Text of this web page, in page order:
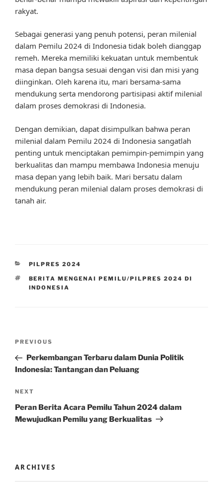
rakyat.
Sebagai generasi yang penuh potensi, peran milenial
dalam Pemilu 2024 di Indonesia tidak boleh dianggap
remeh. Mereka memiliki kekuatan untuk membentuk
masa depan bangsa sesuai dengan visi dan misi yang
diinginkan. Oleh karena itu, mari bersama-sama
mendukung serta mendorong partisipasi aktif milenial
dalam proses demokrasi di Indonesia.
Dengan demikian, dapat disimpulkan bahwa peran
milenial dalam Pemilu 2024 di Indonesia sangatlah
penting untuk menciptakan pemimpin-pemimpin yang
berkualitas dan mampu membawa Indonesia menuju
masa depan yang lebih baik. Mari bersatu dalam
mendukung peran milenial dalam proses demokrasi di
tanah air.
CATEGORIES
PILPRES 2024
TAGS
BERITA MENGENAI PEMILU/PILPRES 2024 DI
INDONESIA
Previous
Post
PREVIOUS
Perkembangan Terbaru dalam Dunia Politik
Indonesia: Tantangan dan Peluang
Next
Post
NEXT
Peran Berita Acara Pemilu Tahun 2024 dalam
Mewujudkan Pemilu yang Berkualitas
ARCHIVES